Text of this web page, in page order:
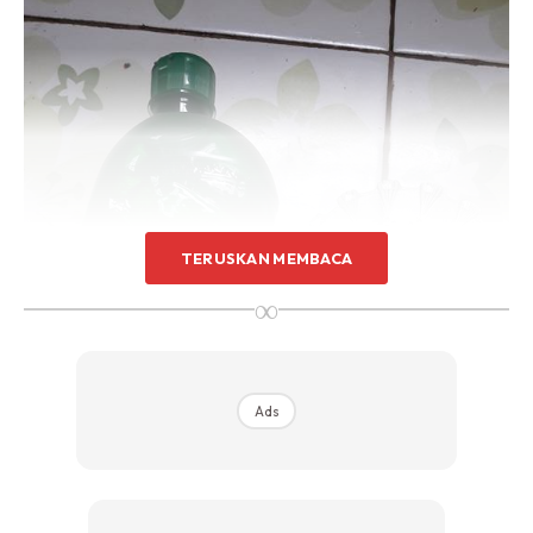
Sentuhan Midas penuh kemewahan dan elegant
untuk kediaman anda.
Rahsia dari IMPIANA, download sekarang di
TERUSKAN MEMBACA
∞
Ads